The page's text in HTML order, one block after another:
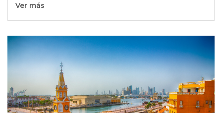
Ver más